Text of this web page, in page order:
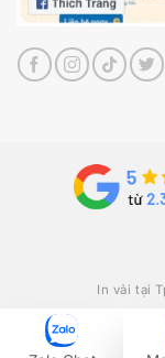
In vải tại
2012
Công Ty TNHH Fika